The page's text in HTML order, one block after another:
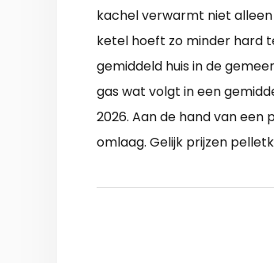
kachel verwarmt niet
ketel hoeft zo minder hard
gemiddeld huis in de
gas wat volgt in een
2026. Aan de hand van
omlaag. Gelijk prijzen